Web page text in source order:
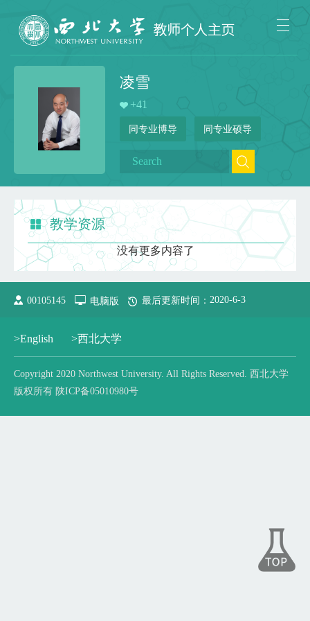
凌雪
+41
同专业博导 同专业硕导
教学资源
没有更多内容了
00105145 电脑版 最后更新时间： 2020-6-3
>English >西北大学
Copyright 2020 Northwest University. All Rights Reserved. 西北大学
版权所有 陕ICP备05010980号